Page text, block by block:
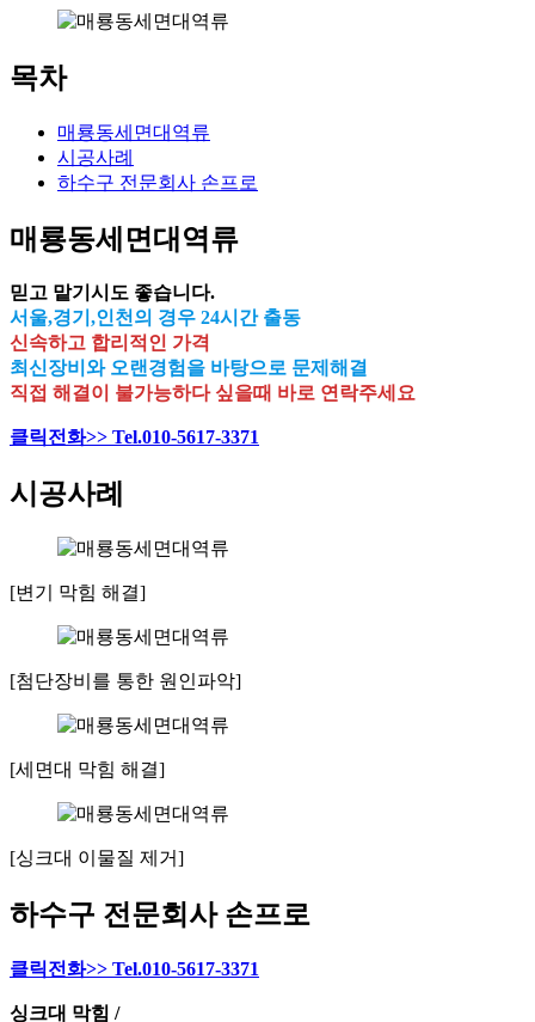
목차
매룡동세면대역류
시공사례
하수구 전문회사 손프로
매룡동세면대역류
믿고 맡기시도 좋습니다.
서울,경기,인천의 경우 24시간 출동
신속하고 합리적인 가격
최신장비와 오랜경험을 바탕으로 문제해결
직접 해결이 불가능하다 싶을때 바로 연락주세요
클릭전화>> Tel.010-5617-3371
시공사례
[변기 막힘 해결]
[첨단장비를 통한 원인파악]
[세면대 막힘 해결]
[싱크대 이물질 제거]
하수구 전문회사 손프로
클릭전화>> Tel.010-5617-3371
싱크대 막힘 /